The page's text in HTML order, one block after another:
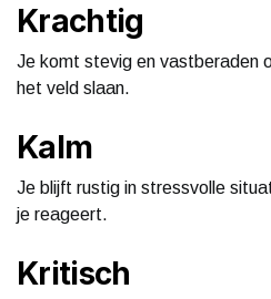
Krachtig
Je komt stevig en vastberaden
het veld slaan.
Kalm
Je blijft rustig in stressvolle
je reageert.
Kritisch